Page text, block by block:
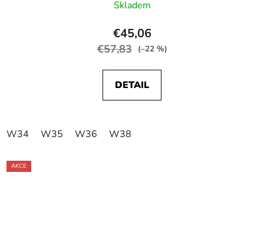
Skladem
€45,06
€57,83 (–22 %)
DETAIL
W34 W35 W36 W38
AKCE